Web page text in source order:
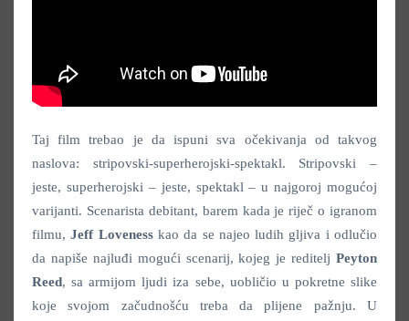
Taj film trebao je da ispuni sva očekivanja od takvog
naslova: stripovski-superherojski-spektakl. Stripovski –
jeste, superherojski – jeste, spektakl – u najgoroj mogućoj
varijanti. Scenarista debitant, barem kada je riječ o igranom
filmu,Jeff Lovenesskao da se najeo ludih gljiva i odlučio
da napiše najluđi mogući scenarij, kojeg je reditelj Peyton
Reed, sa armijom ljudi iza sebe, uobličio u pokretne slike
koje svojom začudnošću treba da plijene pažnju. U